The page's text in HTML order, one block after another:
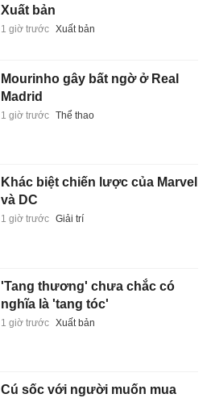
Xuất bản
1 giờ trước Xuất bản
Mourinho gây bất ngờ ở Real
Madrid
1 giờ trước Thể thao
Khác biệt chiến lược của Marvel
và DC
1 giờ trước Giải trí
'Tang thương' chưa chắc có
nghĩa là 'tang tóc'
1 giờ trước Xuất bản
Cú sốc với người muốn mua